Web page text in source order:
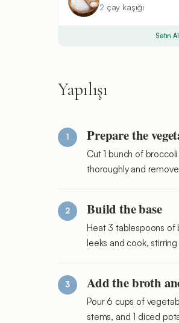
2 çay kaşığı
Satın Al
Yapılışı
Prepare the
Cut 1 bunch of
thoroughly and
Build the base
Heat 3 tablespoons of
leeks and cook,
Add the broth
Pour 6 cups of
stems, and 1 diced